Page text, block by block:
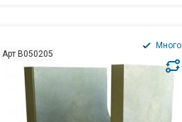
Арт B050205
Много